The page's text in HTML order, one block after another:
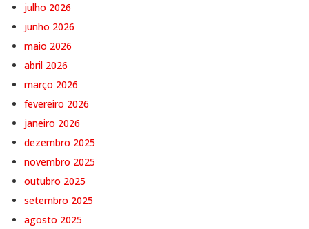
julho 2026
junho 2026
maio 2026
abril 2026
março 2026
fevereiro 2026
janeiro 2026
dezembro 2025
novembro 2025
outubro 2025
setembro 2025
agosto 2025